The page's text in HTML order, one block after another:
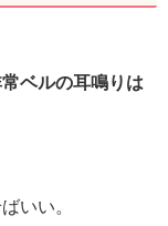
ベルの耳鳴りは
いい。